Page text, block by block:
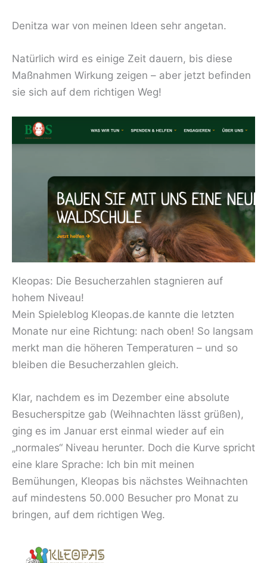
Denitza war von meinen Ideen sehr angetan.
Natürlich wird es einige Zeit dauern, bis diese
Maßnahmen Wirkung zeigen – aber jetzt befinden
sie sich auf dem richtigen Weg!
Kleopas: Die Besucherzahlen stagnieren auf
hohem Niveau!
Mein Spieleblog Kleopas.de kannte die letzten
Monate nur eine Richtung: nach oben! So langsam
merkt man die höheren Temperaturen – und so
bleiben die Besucherzahlen gleich.
Klar, nachdem es im Dezember eine absolute
Besucherspitze gab (Weihnachten lässt grüßen),
ging es im Januar erst einmal wieder auf ein
„normales“ Niveau herunter. Doch die Kurve spricht
eine klare Sprache: Ich bin mit meinen
Bemühungen, Kleopas bis nächstes Weihnachten
auf mindestens 50.000 Besucher pro Monat zu
bringen, auf dem richtigen Weg.